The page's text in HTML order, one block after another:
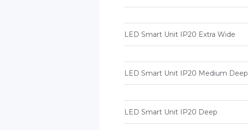
LED Smart Unit IP20 Extra Wide
LED Smart Unit IP20 Medium Deep
LED Smart Unit IP20 Deep